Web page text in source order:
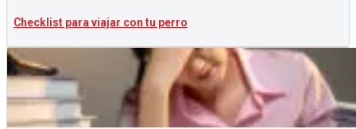
Checklist para viajar con tu perro